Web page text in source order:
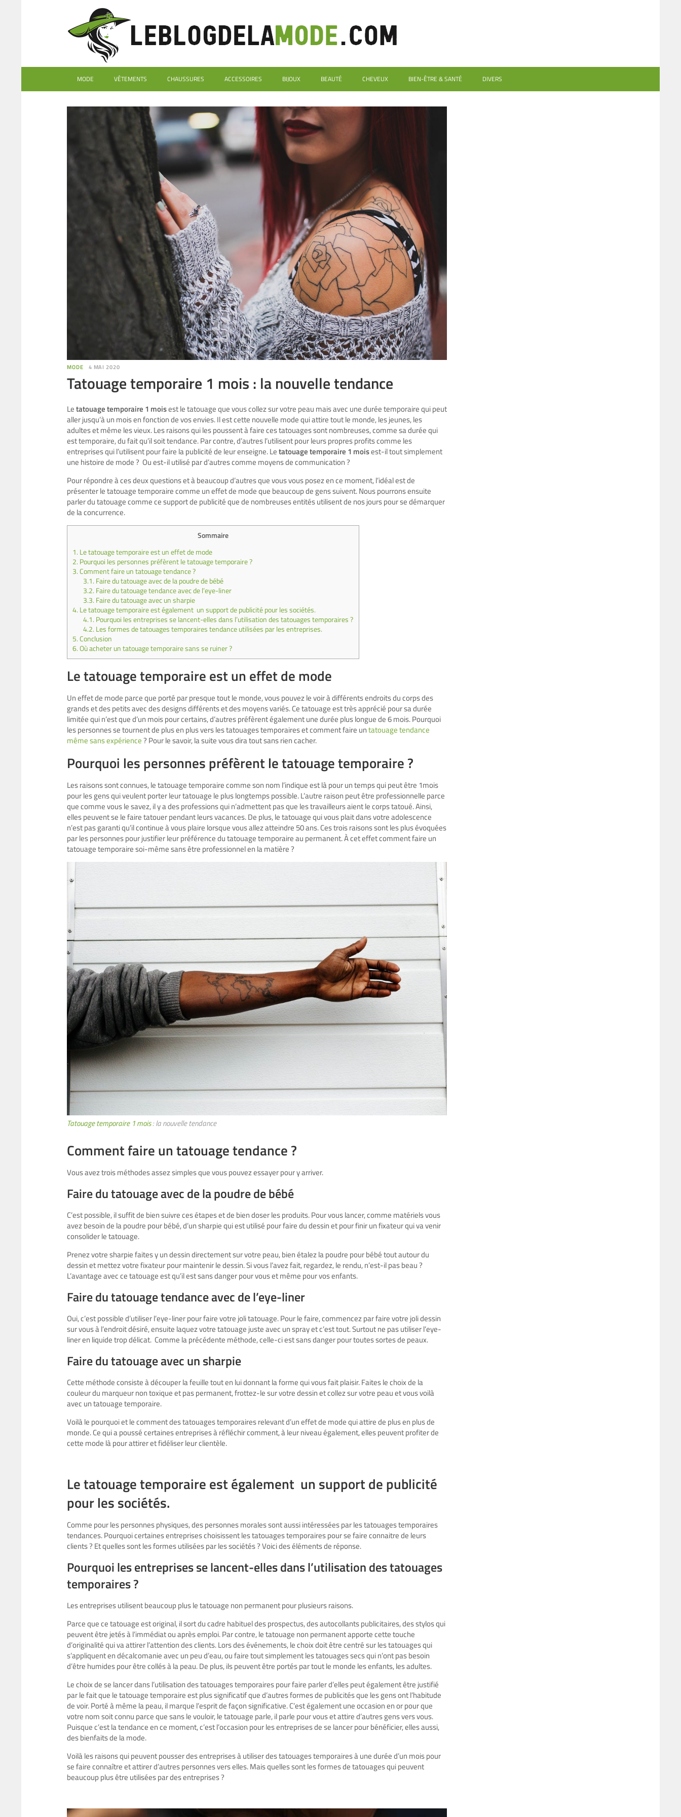
MODE VÊTEMENTS CHAUSSURES ACCESSOIRES BIJOUX BEAUTÉ CHEVEUX BIEN-ÊTRE & SANTÉ DIVERS
MODE 4 MAI 2020
Tatouage temporaire 1 mois : la nouvelle tendance
Letatouage temporaire 1 moisest le tatouage que vous collez sur votre peau mais avec une durée temporaire qui peut
aller jusqu’à un mois en fonction de vos envies. Il est cette nouvelle mode qui attire tout le monde, les jeunes, les
adultes et même les vieux. Les raisons qui les poussent à faire ces tatouages sont nombreuses, comme sa durée qui
est temporaire, du fait qu’il soit tendance. Par contre, d’autres l’utilisent pour leurs propres profits comme les
entreprises qui l’utilisent pour faire la publicité de leur enseigne. Letatouage temporaire 1 moisest-il tout simplement
une histoire de mode ? Ou est-il utilisé par d’autres comme moyens de communication ?
Pour répondre à ces deux questions et à beaucoup d’autres que vous vous posez en ce moment, l’idéal est de
présenter le tatouage temporaire comme un effet de mode que beaucoup de gens suivent. Nous pourrons ensuite
parler du tatouage comme ce support de publicité que de nombreuses entités utilisent de nos jours pour se démarquer
de la concurrence.
Sommaire
1. Le tatouage temporaire est un effet de mode
2. Pourquoi les personnes préfèrent le tatouage temporaire ?
3.Comment faire un tatouage tendance ?
3.1. Faire du tatouage avec de la poudre de bébé
3.2. Faire du tatouage tendance avec de l’eye-liner
3.3. Faire du tatouage avec un sharpie
4. Le tatouage temporaire est également un support de publicité pour les sociétés.
4.1. Pourquoi les entreprises se lancent-elles dans l’utilisation des tatouages temporaires ?
4.2. Les formes de tatouages temporaires tendance utilisées par les entreprises.
5.Conclusion
6.Où acheter un tatouage temporaire sans se ruiner ?
Le tatouage temporaire est un effet de mode
Un effet de mode parce que porté par presque tout le monde, vous pouvez le voir à différents endroits du corps des
grands et des petits avec des designs différents et des moyens variés. Ce tatouage est très apprécié pour sa durée
limitée qui n’est que d’un mois pour certains, d’autres préfèrent également une durée plus longue de 6 mois. Pourquoi
les personnes se tournent de plus en plus vers les tatouages temporaires et comment faire untatouage tendance
même sans expérience? Pour le savoir, la suite vous dira tout sans rien cacher.
Pourquoi les personnes préfèrent le tatouage temporaire ?
Les raisons sont connues, le tatouage temporaire comme son nom l’indique est là pour un temps qui peut être 1mois
pour les gens qui veulent porter leur tatouage le plus longtemps possible. L’autre raison peut être professionnelle parce
que comme vous le savez, il y a des professions qui n’admettent pas que les travailleurs aient le corps tatoué. Ainsi,
elles peuvent se le faire tatouer pendant leurs vacances. De plus, le tatouage qui vous plait dans votre adolescence
n’est pas garanti qu’il continue à vous plaire lorsque vous allez atteindre 50 ans. Ces trois raisons sont les plus évoquées
par les personnes pour justifier leur préférence du tatouage temporaire au permanent. À cet effet comment faire un
tatouage temporaire soi-même sans être professionnel en la matière ?
Tatouage temporaire 1 mois: la nouvelle tendance
Comment faire un tatouage tendance ?
Vous avez trois méthodes assez simples que vous pouvez essayer pour y arriver.
Faire du tatouage avec de la poudre de bébé
C’est possible, il suffit de bien suivre ces étapes et de bien doser les produits. Pour vous lancer, comme matériels vous
avez besoin de la poudre pour bébé, d’un sharpie qui est utilisé pour faire du dessin et pour finir un fixateur qui va venir
consolider le tatouage.
Prenez votre sharpie faites y un dessin directement sur votre peau, bien étalez la poudre pour bébé tout autour du
dessin et mettez votre fixateur pour maintenir le dessin. Si vous l’avez fait, regardez, le rendu, n’est-il pas beau ?
L’avantage avec ce tatouage est qu’il est sans danger pour vous et même pour vos enfants.
Faire du tatouage tendance avec de l’eye-liner
Oui, c’est possible d’utiliser l’eye-liner pour faire votre joli tatouage. Pour le faire, commencez par faire votre joli dessin
sur vous à l’endroit désiré, ensuite laquez votre tatouage juste avec un spray et c’est tout. Surtout ne pas utiliser l’eye-
liner en liquide trop délicat. Comme la précédente méthode, celle-ci est sans danger pour toutes sortes de peaux.
Faire du tatouage avec un sharpie
Cette méthode consiste à découper la feuille tout en lui donnant la forme qui vous fait plaisir. Faites le choix de la
couleur du marqueur non toxique et pas permanent, frottez-le sur votre dessin et collez sur votre peau et vous voilà
avec un tatouage temporaire.
Voilà le pourquoi et le comment des tatouages temporaires relevant d’un effet de mode qui attire de plus en plus de
monde. Ce qui a poussé certaines entreprises à réfléchir comment, à leur niveau également, elles peuvent profiter de
cette mode là pour attirer et fidéliser leur clientèle.
Le tatouage temporaire est également un support de publicité
pour les sociétés.
Comme pour les personnes physiques, des personnes morales sont aussi intéressées par les tatouages temporaires
tendances. Pourquoi certaines entreprises choisissent les tatouages temporaires pour se faire connaitre de leurs
clients ? Et quelles sont les formes utilisées par les sociétés ? Voici des éléments de réponse.
Pourquoi les entreprises se lancent-elles dans l’utilisation des tatouages
temporaires ?
Les entreprises utilisent beaucoup plus le tatouage non permanent pour plusieurs raisons.
Parce que ce tatouage est original, il sort du cadre habituel des prospectus, des autocollants publicitaires, des stylos qui
peuvent être jetés à l’immédiat ou après emploi. Par contre, le tatouage non permanent apporte cette touche
d’originalité qui va attirer l’attention des clients. Lors des événements, le choix doit être centré sur les tatouages qui
s’appliquent en décalcomanie avec un peu d’eau, ou faire tout simplement les tatouages secs qui n’ont pas besoin
d’être humides pour être collés à la peau. De plus, ils peuvent être portés par tout le monde les enfants, les adultes.
Le choix de se lancer dans l’utilisation des tatouages temporaires pour faire parler d’elles peut également être justifié
par le fait que le tatouage temporaire est plus significatif que d’autres formes de publicités que les gens ont l’habitude
de voir. Porté à même la peau, il marque l’esprit de façon significative. C’est également une occasion en or pour que
votre nom soit connu parce que sans le vouloir, le tatouage parle, il parle pour vous et attire d’autres gens vers vous.
Puisque c’est la tendance en ce moment, c’est l’occasion pour les entreprises de se lancer pour bénéficier, elles aussi,
des bienfaits de la mode.
Voilà les raisons qui peuvent pousser des entreprises à utiliser des tatouages temporaires à une durée d’un mois pour
se faire connaître et attirer d’autres personnes vers elles. Mais quelles sont les formes de tatouages qui peuvent
beaucoup plus être utilisées par des entreprises ?